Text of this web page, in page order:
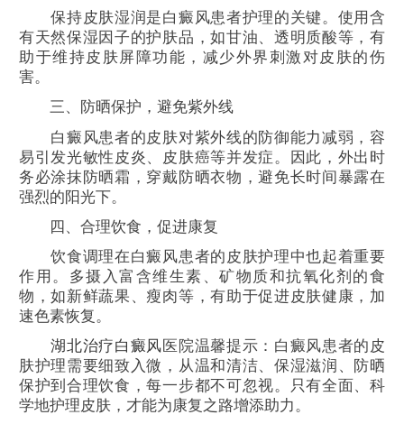
保持皮肤湿润是白癜风患者护理的关键。使用含
有天然保湿因子的护肤品，如甘油、透明质酸等，有
助于维持皮肤屏障功能，减少外界刺激对皮肤的伤
害。
三、防晒保护，避免紫外线
白癜风患者的皮肤对紫外线的防御能力减弱，容
易引发光敏性皮炎、皮肤癌等并发症。因此，外出时
务必涂抹防晒霜，穿戴防晒衣物，避免长时间暴露在
强烈的阳光下。
四、合理饮食，促进康复
饮食调理在白癜风患者的皮肤护理中也起着重要
作用。多摄入富含维生素、矿物质和抗氧化剂的食
物，如新鲜蔬果、瘦肉等，有助于促进皮肤健康，加
速色素恢复。
湖北治疗白癜风医院温馨提示：白癜风患者的皮
肤护理需要细致入微，从温和清洁、保湿滋润、防晒
保护到合理饮食，每一步都不可忽视。只有全面、科
学地护理皮肤，才能为康复之路增添助力。